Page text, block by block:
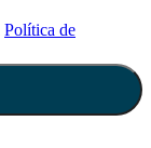
Política de